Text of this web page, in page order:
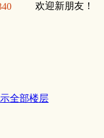
欢迎新朋友！
全部楼层